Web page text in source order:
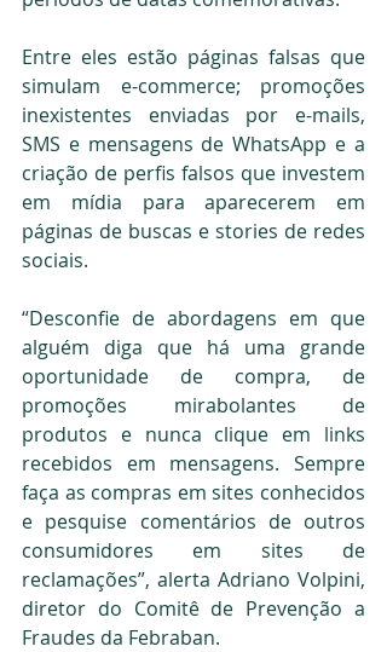
Entre eles estão páginas falsas que
simulam e-commerce; promoções
inexistentes enviadas por e-mails,
SMS e mensagens de WhatsApp e a
criação de perfis falsos que investem
em mídia para aparecerem em
páginas de buscas e stories de redes
sociais.
“Desconfie de abordagens em que
alguém diga que há uma grande
oportunidade de compra, de
promoções mirabolantes de
produtos e nunca clique em links
recebidos em mensagens. Sempre
faça as compras em sites conhecidos
e pesquise comentários de outros
consumidores em sites de
reclamações”, alerta Adriano Volpini,
diretor do Comitê de Prevenção a
Fraudes da Febraban.